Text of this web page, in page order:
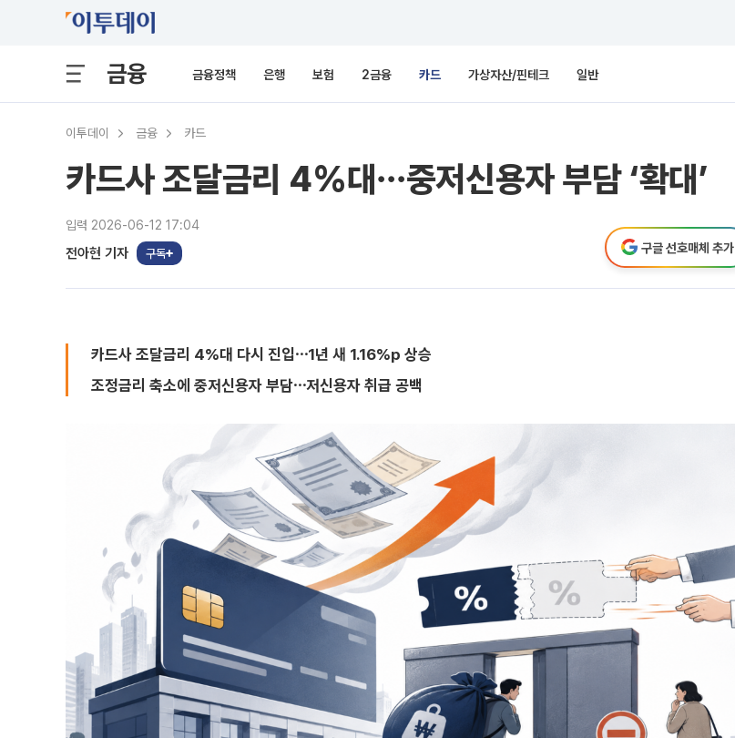
금융 금융정책 은행 보험 2금융 카드 가상자산/핀테크 일반
이투데이 금융 카드
카드사 조달금리 4%대⋯중저신용자 부담 ‘확대’
입력 2026-06-12 17:04
전아현 기자 구독 구글 선호매체 추가
카드사 조달금리 4%대 다시 진입⋯1년 새 1.16%p 상승
조정금리 축소에 중저신용자 부담⋯저신용자 취급 공백